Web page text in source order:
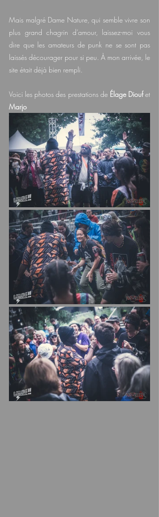
Mais malgré Dame Nature, qui semble vivre son
plus grand chagrin d’amour, laissez-moi vous
dire que les amateurs de punk ne se sont pas
laissés décourager pour si peu. À mon arrivée, le
site était déjà bien rempli.
Voici les photos des prestations de Élage Diouf
Marjo